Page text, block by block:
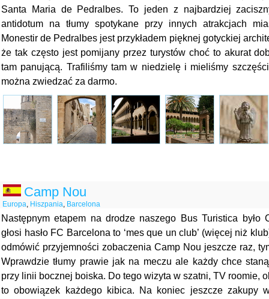
Santa Maria de Pedralbes. To jeden z najbardziej
antidotum na tłumy spotykane przy innych atrakcjach
Monestir de Pedralbes jest przykładem pięknej gotyckiej
że tak często jest pomijany przez turystów choć to akurat
tam panującą. Trafiliśmy tam w niedzielę i mieliśmy
można zwiedzać za darmo.
Camp Nou
Europa, Hiszpania, Barcelona
Następnym etapem na drodze naszego Bus Turistica było
głosi hasło FC Barcelona to ‘mes que un club’ (więcej niż
odmówić przyjemności zobaczenia Camp Nou jeszcze raz,
Wprawdzie tłumy prawie jak na meczu ale każdy chce
przy linii bocznej boiska. Do tego wizyta w szatni, TV roomie,
to obowiązek każdego kibica. Na koniec jeszcze zakupy